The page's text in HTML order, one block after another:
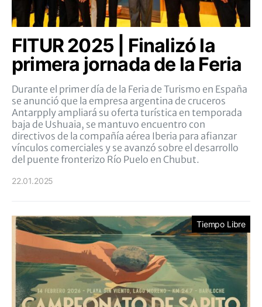
FITUR 2025 | Finalizó la
primera jornada de la Feria
Durante el primer día de la Feria de Turismo en España
se anunció que la empresa argentina de cruceros
Antarpply ampliará su oferta turística en temporada
baja de Ushuaia, se mantuvo encuentro con
directivos de la compañía aérea Iberia para afianzar
vínculos comerciales y se avanzó sobre el desarrollo
del puente fronterizo Río Puelo en Chubut.
22.01.2025
Tiempo Libre